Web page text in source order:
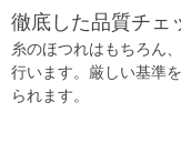
徹底した品質チェ
糸のほつれはもちろん
行います。厳しい基準
られます。